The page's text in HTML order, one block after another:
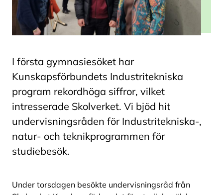
I första gymnasiesöket har
Kunskapsförbundets Industritekniska
program rekordhöga siffror, vilket
intresserade Skolverket. Vi bjöd hit
undervisningsråden för Industritekniska-,
natur- och teknikprogrammen för
studiebesök.
Under torsdagen besökte undervisningsråd från